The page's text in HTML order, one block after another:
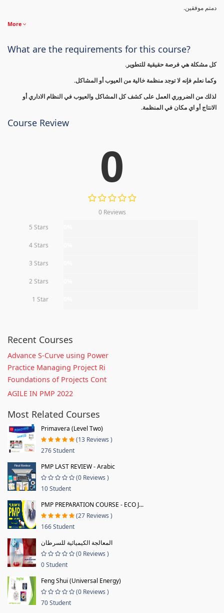
دمتم موفقين.
More
What are the requirements for this course?
كل مشكلة هي فرصة حقيقية للتطوير.
وكما نعلم فإنه لا توجد منظمة خالية من العيوب أو المشاكل.
لذلك من الضروري العمل على كشف كل المشاكل والعيوب في النظام الاداري أو
الانتاج أو اي مكان في المنظمة.
Course Review
0
0 Reviews
5 Stars
4 Stars
3 Stars
2 Stars
1 Star
Recent Courses
Advance S-Curve using Power
Practice Managing Project Ri
Foundations of Projects Cont
AGILE IN PMP 2022
Most Related Courses
Primavera (Level Two)
(13 Reviews )
276 Student
PMP LAST REVIEW - Arabic
(0 Reviews )
10 Student
PMP PREPARATION COURSE - ECO J...
(27 Reviews )
166 Student
المعالجة الكيميائية للسرطان
(0 Reviews )
0 Student
Feng Shui (Universal Energy)
(0 Reviews )
70 Student